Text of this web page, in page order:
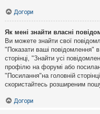
Догори
Як мені знайти власні
Ви можете знайти свої
"Показати ваші повідомлення"
сторінці, "Знайти усі
профілю на форумі або
"Посилання"на головній
скористайтесь розширеним
Догори